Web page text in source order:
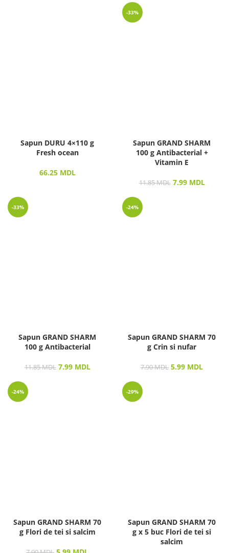
Sapun DURU 4×110 g
Fresh ocean
66.25 MDL
-33%
Sapun GRAND SHARM
100 g Antibacterial +
Vitamin E
11.85MDL 7.99 MDL
-33%
Sapun GRAND SHARM
100 g Antibacterial
11.85MDL 7.99 MDL
-24%
Sapun GRAND SHARM 70
g Crin si nufar
7.90MDL 5.99 MDL
-24%
Sapun GRAND SHARM 70
g Flori de tei si salcim
-29%
Sapun GRAND SHARM 70
g x 5 buc Flori de tei si
salcim